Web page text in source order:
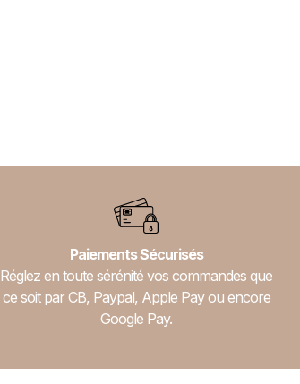
Paiements Sécurisés
Réglez en toute sérénité vos commandes que
ce soit par CB, Paypal, Apple Pay ou encore
Google Pay.